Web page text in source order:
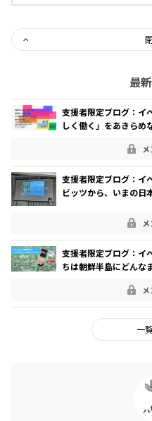
最
支援者限定ブログ：イ
しく働く」をあきらめ
支援者限定ブログ：イ
ビッツから、いまの日
支援者限定ブログ：イ
ちは朝鮮半島にどんな
一